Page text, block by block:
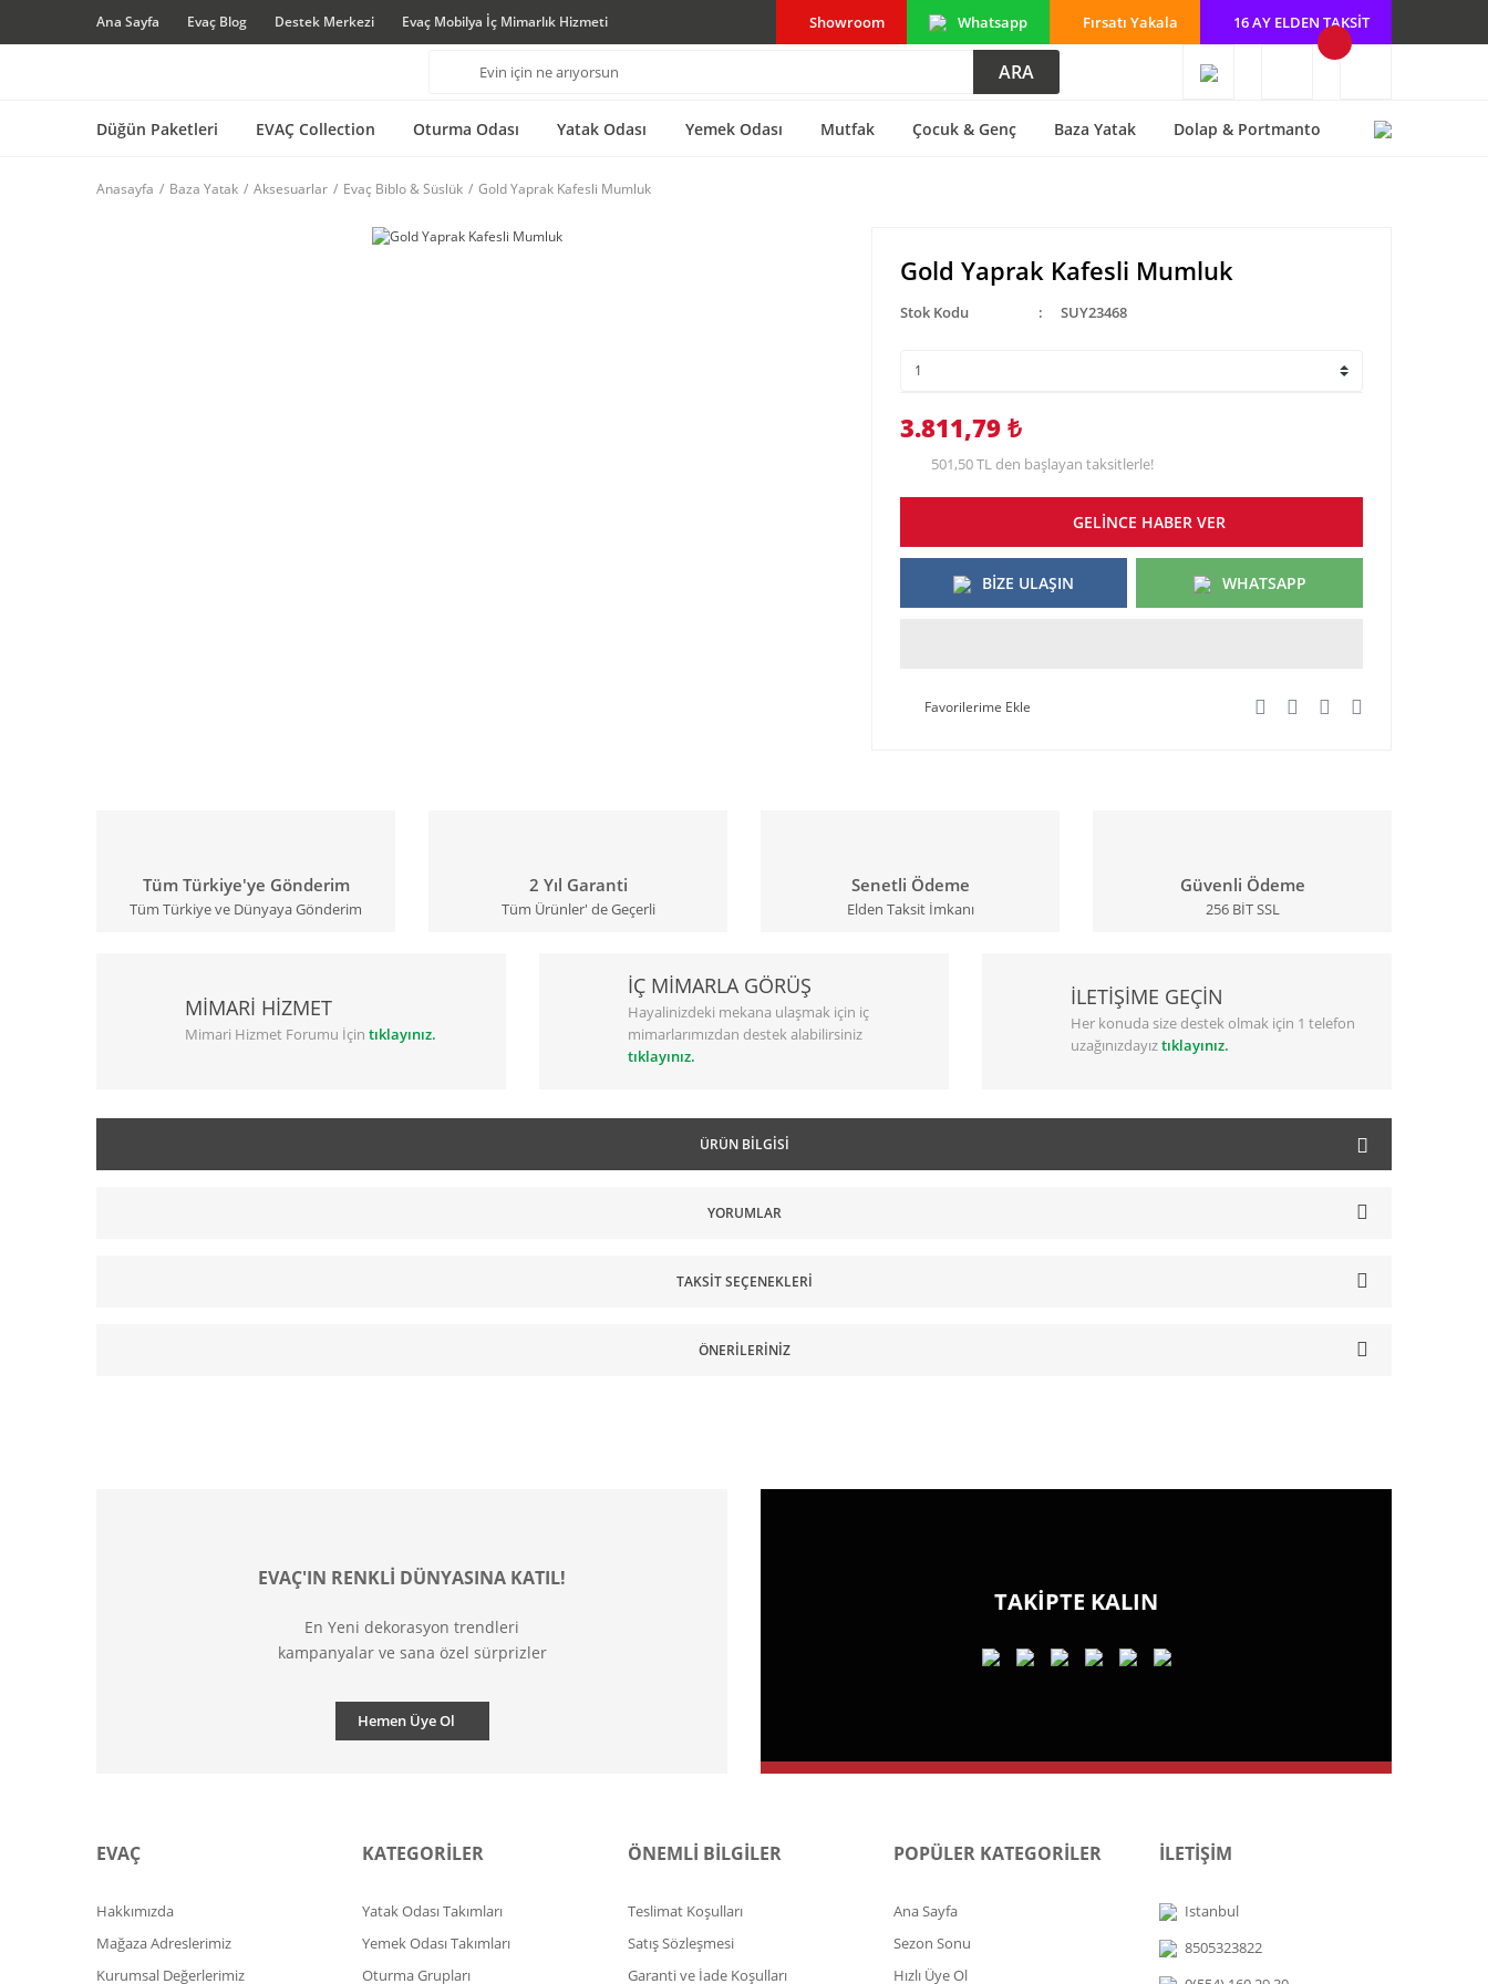
Ana Sayfa Evaç Blog Destek Merkezi Evaç Mobilya İç Mimarlık Hizmeti Showroom Whatsapp Fırsatı Yakala 16 AY ELDEN TAKSİT
ARA
Düğün Paketleri EVAÇ Collection Oturma Odası Yatak Odası Yemek Odası Mutfak Çocuk & Genç Baza Yatak Dolap & Portmanto
Anasayfa Baza Yatak Aksesuarlar Evaç Biblo & Süslük Gold Yaprak Kafesli Mumluk
Gold Yaprak Kafesli Mumluk
Stok Kodu SUY23468
3.811,79 ₺
501,50 TL den başlayan taksitlerle!
GELİNCE HABER VER
BİZE ULAŞIN WHATSAPP
Tüm Türkiye'ye Gönderim
Tüm Türkiye ve Dünyaya Gönderim
2 Yıl Garanti
Tüm Ürünler' de Geçerli
Senetli Ödeme
Elden Taksit İmkanı
Güvenli Ödeme
256 BİT SSL
MİMARİ HİZMET
Mimari Hizmet Forumu İçin tıklayınız.
İÇ MİMARLA GÖRÜŞ
Hayalinizdeki mekana ulaşmak için iç
mimarlarımızdan destek alabilirsiniz
tıklayınız.
İLETİŞİME GEÇİN
Her konuda size destek olmak için 1 telefon
uzağınızdayıztıklayınız.
ÜRÜN BILGISI
YORUMLAR
TAKSIT SEÇENEKLERI
ÖNERILERINIZ
EVAÇ'IN RENKLİ DÜNYASINA KATIL!
En Yeni dekorasyon trendleri
kampanyalar ve sana özel sürprizler
Hemen Üye Ol
TAKİPTE KALIN
EVAÇ
Hakkımızda
Mağaza Adreslerimiz
Kurumsal Değerlerimiz
KATEGORİLER
Yatak Odası Takımları
Yemek Odası Takımları
Oturma Grupları
ÖNEMLİ BİLGİLER
Teslimat Koşulları
Satış Sözleşmesi
Garanti ve İade Koşulları
POPÜLER KATEGORİLER
Ana Sayfa
Sezon Sonu
Hızlı Üye Ol
İLETİŞİM
Istanbul
8505323822